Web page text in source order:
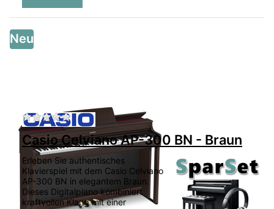
Neu
Zu diesem Produkt liegen noch keine
Casio Celviano AP-300 BN - Braun
Erleben Sie authentisches
Klavierspiel mit dem Casio Celviano
AP-300 BN in elegantem Braun.
Dieses Digitalpiano kombiniert
kraftvollen Klang mit einer